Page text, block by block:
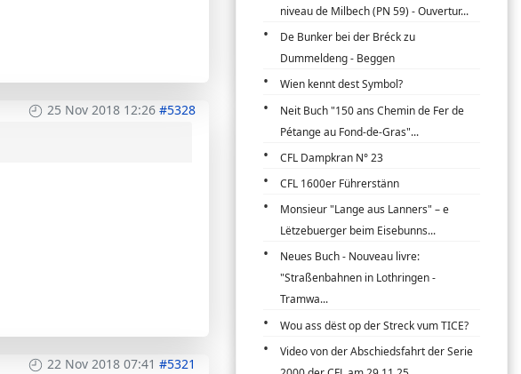
25 Nov 2018 12:26 #5328
22 Nov 2018 07:41 #5321
niveau de Milbech (PN 59) - Ouvertur...
De Bunker bei der Bréck zu
Dummeldeng - Beggen
Wien kennt dest Symbol?
Neit Buch "150 ans Chemin de Fer de
Pétange au Fond-de-Gras"...
CFL Dampkran N° 23
CFL 1600er Führerstänn
Monsieur "Lange aus Lanners" – e
Lëtzebuerger beim Eisebunns...
Neues Buch - Nouveau livre:
"Straßenbahnen in Lothringen -
Tramwa...
Wou ass dëst op der Streck vum TICE?
Video von der Abschiedsfahrt der Serie